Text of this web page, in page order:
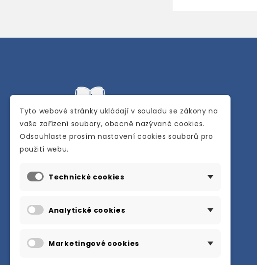
Internetové a kamenné knihkupectví se
anglického jazyka.
Karly Machové 48 Beroun 266 01
info@englishbooks.cz
Tyto webové stránky ukládají v souladu se zákony na
vaše zařízení soubory, obecně nazývané cookies.
Odsouhlaste prosím nastavení cookies souborů pro
použití webu.
Technické cookies
Analytické cookies
Marketingové cookies